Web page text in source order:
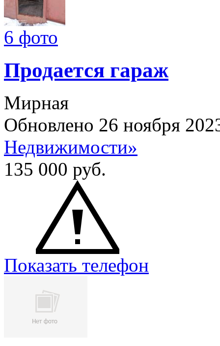
6 фото
Продается гараж
Мирная
Обновлено 26 ноября
Недвижимости»
135 000 руб.
Показать телефон